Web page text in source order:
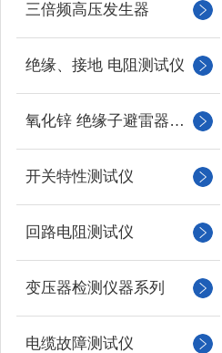
三倍频高压发生器
绝缘、接地 电阻测试仪
氧化锌 绝缘子避雷器测试
开关特性测试仪
回路电阻测试仪
变压器检测仪器系列
电缆故障测试仪